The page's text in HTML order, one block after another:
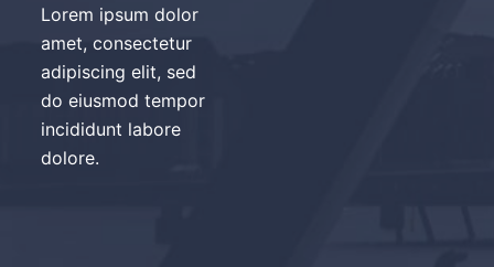
Lorem ipsum dolor
amet, consectetur
adipiscing elit, sed
do eiusmod tempor
incididunt labore
dolore.